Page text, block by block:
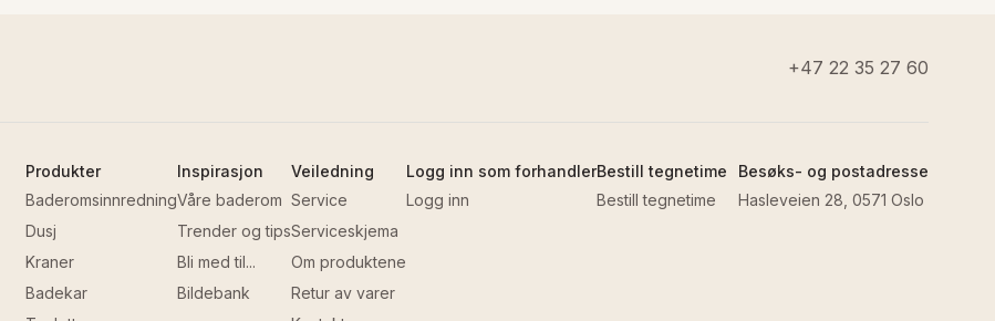
+47 22 35 27 60
Produkter
Baderomsinnredning
Dusj
Kraner
Badekar
Inspirasjon
Våre baderom
Trender og tips
Bli med til...
Bildebank
Veiledning
Service
Serviceskjema
Om produktene
Retur av varer
Logg inn som forhandler
Logg inn
Bestill tegnetime
Bestill tegnetime
Besøks- og postadresse
Hasleveien 28, 0571 Oslo